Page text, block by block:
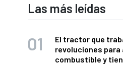
Las más leídas
El tractor que
revoluciones para
combustible y